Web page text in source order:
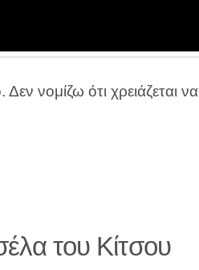
νομίζω ότι χρειάζεται να
του Κίτσου